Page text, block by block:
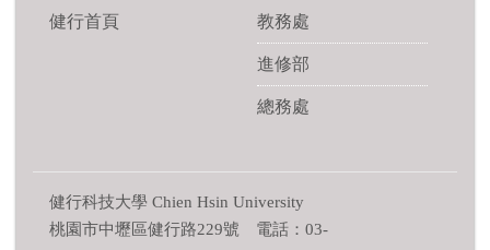
健行首頁 教務處
進修部
總務處
健行科技大學 Chien Hsin University
桃園市中壢區健行路229號 電話：03-